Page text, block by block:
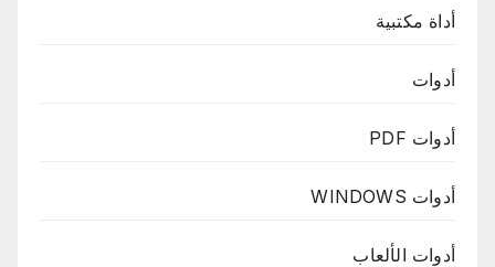
أداة مكتبية
أدوات
أدوات PDF
أدوات WINDOWS
أدوات الألعاب